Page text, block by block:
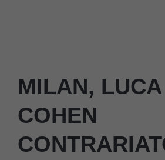
MILAN, LUCA
COHEN